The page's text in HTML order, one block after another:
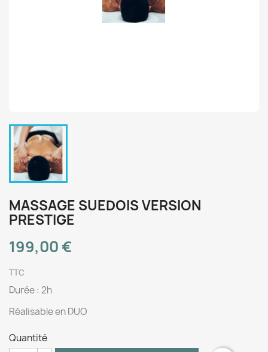
MASSAGE SUEDOIS VERSION
PRESTIGE
199,00 €
TTC
Durée : 2h
Réalisable en DUO
Quantité